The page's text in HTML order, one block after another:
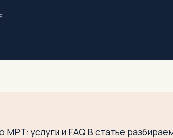
МРТ: услуги и FAQ В статье